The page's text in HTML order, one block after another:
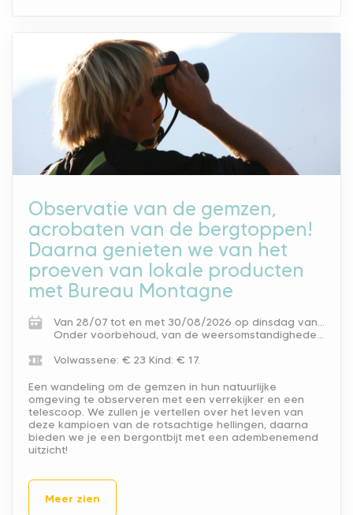
Observatie van de gemzen,
acrobaten van de bergtoppen!
Daarna genieten we van het
proeven van lokale producten
met Bureau Montagne
Van 28/07 tot en met 30/08/2026 op dinsdag van 7.00 tot 10.00 u.
Onder voorbehoud, van de weersomstandigheden. Afgelast in geval van slechte weersomstandigheden.
Volwassene: € 23 Kind: € 17.
Een wandeling om de gemzen in hun natuurlijke
omgeving te observeren met een verrekijker en een
telescoop. We zullen je vertellen over het leven van
deze kampioen van de rotsachtige hellingen, daarna
bieden we je een bergontbijt met een adembenemend
uitzicht!
Meer zien